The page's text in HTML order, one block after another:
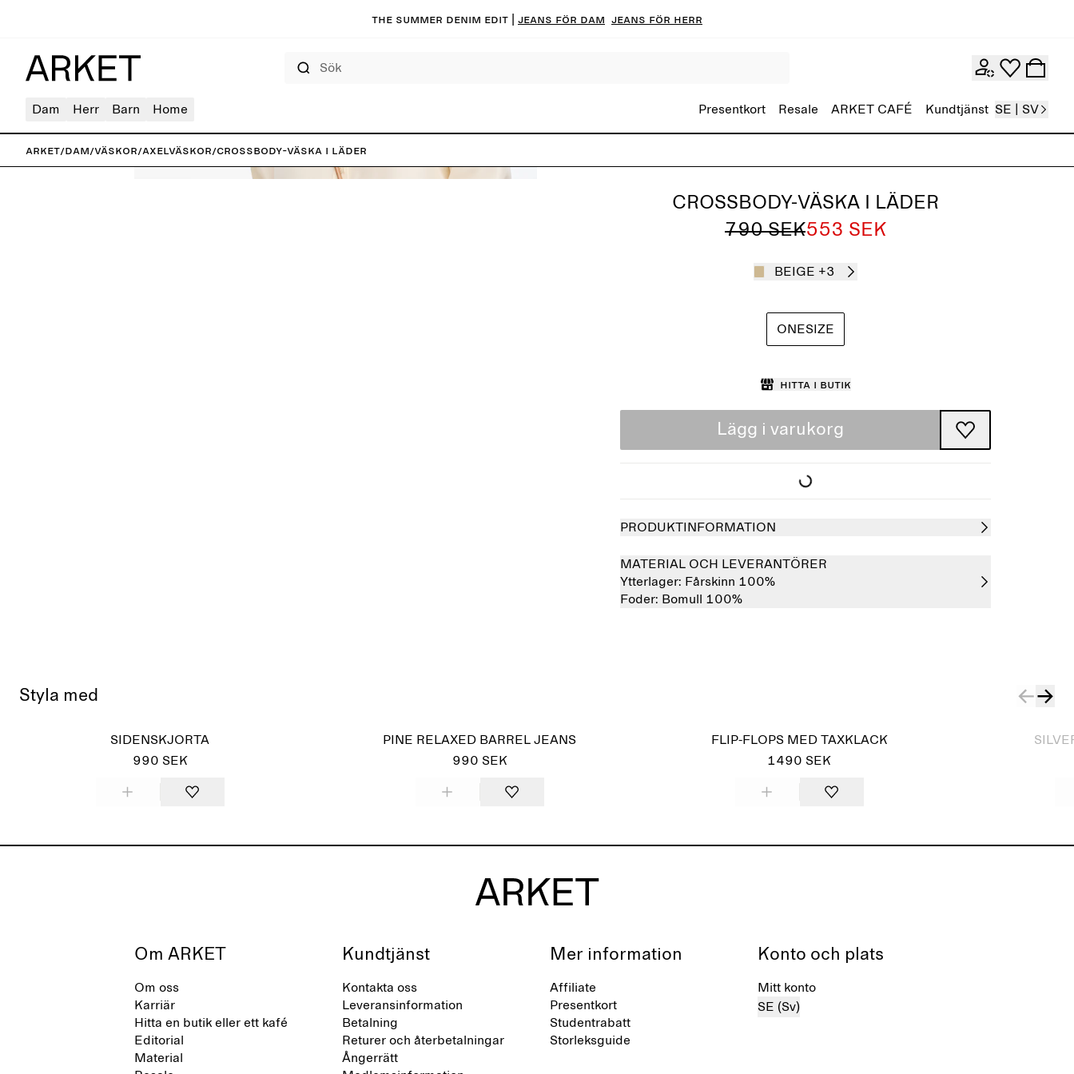
The summer denim edit | Jeans för dam Jeans för herr
Dam Herr Barn Home Presentkort Resale ARKET CAFÉ Kundtjänst SE | SV
ARKET/Dam/Väskor/Axelväskor/Crossbody-väska i läder
CROSSBODY-VÄSKA I LÄDER
790 SEK553 SEK
BEIGE +3
ONESIZE
Hitta i butik
Lägg i varukorg
PRODUKTINFORMATION
MATERIAL OCH LEVERANTÖRER
Ytterlager: Fårskinn 100%
Foder: Bomull 100%
Styla med
SIDENSKJORTA
990 SEK
PINE RELAXED BARREL JEANS
990 SEK
FLIP-FLOPS MED TAXKLACK
1490 SEK
Om ARKET
Om oss
Karriär
Hitta en butik eller ett kafé
Editorial
Material
Kundtjänst
Kontakta oss
Leveransinformation
Betalning
Returer och återbetalningar
Ångerrätt
Mer information
Affiliate
Presentkort
Studentrabatt
Storleksguide
Konto och plats
Mitt konto
SE (Sv)